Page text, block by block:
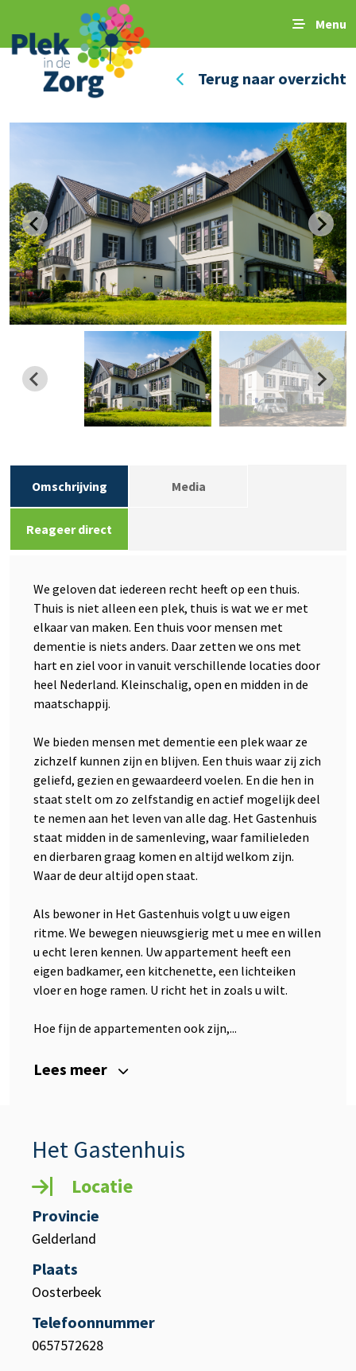
Menu
Terug naar overzicht
Omschrijving Media
Reageer direct
We geloven dat iedereen recht heeft op een thuis.
Thuis is niet alleen een plek, thuis is wat we er met
elkaar van maken. Een thuis voor mensen met
dementie is niets anders. Daar zetten we ons met
hart en ziel voor in vanuit verschillende locaties door
heel Nederland. Kleinschalig, open en midden in de
maatschappij.
We bieden mensen met dementie een plek waar ze
zichzelf kunnen zijn en blijven. Een thuis waar zij zich
geliefd, gezien en gewaardeerd voelen. En die hen in
staat stelt om zo zelfstandig en actief mogelijk deel
te nemen aan het leven van alle dag. Het Gastenhuis
staat midden in de samenleving, waar familieleden
en dierbaren graag komen en altijd welkom zijn.
Waar de deur altijd open staat.
Als bewoner in Het Gastenhuis volgt u uw eigen
ritme. We bewegen nieuwsgierig met u mee en willen
u echt leren kennen. Uw appartement heeft een
eigen badkamer, een kitchenette, een lichteiken
vloer en hoge ramen. U richt het in zoals u wilt.
Hoe fijn de appartementen ook zijn,...
Lees meer
Het Gastenhuis
Locatie
Provincie
Gelderland
Plaats
Oosterbeek
Telefoonnummer
0657572628